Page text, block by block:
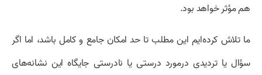
هم مؤثر خواهد بود.
ما تلاش کرده‌ایم این مطلب تا حد امکان جامع و کامل باشد، اما اگر
سؤال یا تردیدی درمورد درستی یا نادرستی جایگاه این نشانه‌های